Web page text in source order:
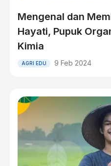
Mengenal dan
Hayati, Pupuk
Kimia
AGRI EDU 9 Feb 2024